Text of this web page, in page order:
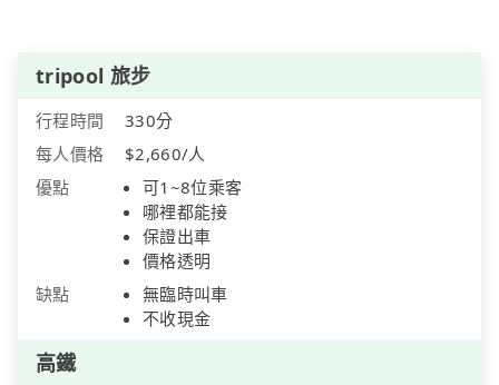
tripool 旅步
行程時間
330分
每人價格
$2,660/人
優點
可1~8位乘客
哪裡都能接
保證出車
價格透明
缺點
無臨時叫車
不收現金
高鐵